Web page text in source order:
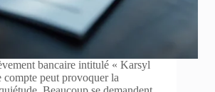
bancaire intitulé « Karsyl
compte peut provoquer la